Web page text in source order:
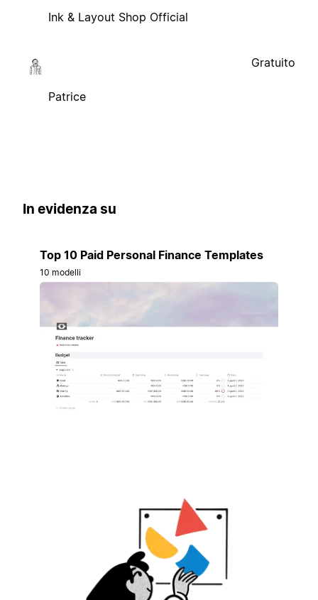
Ink & Layout Shop Official
Patrice
Gratuito
In evidenza su
Top 10 Paid Personal Finance Templates
10 modelli